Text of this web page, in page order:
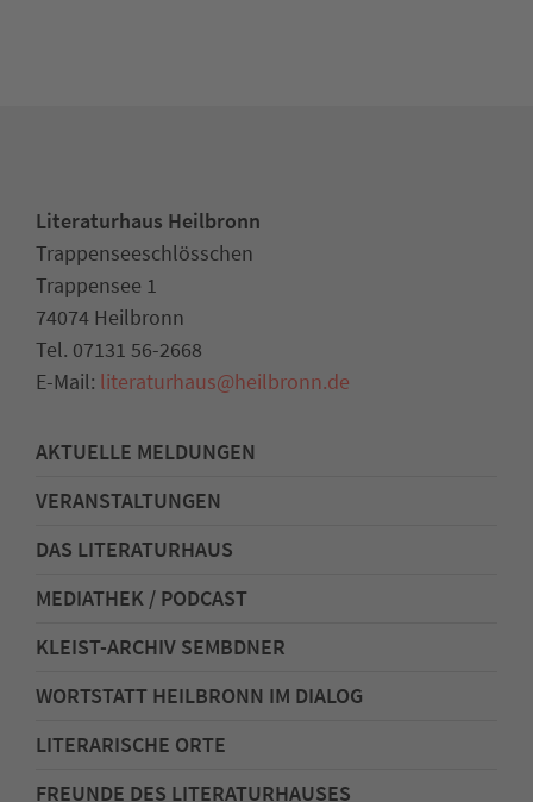
Literaturhaus Heilbronn
Trappenseeschlösschen
Trappensee 1
74074 Heilbronn
Tel. 07131 56-2668
E-Mail: literaturhaus@heilbronn.de
AKTUELLE MELDUNGEN
VERANSTALTUNGEN
DAS LITERATURHAUS
MEDIATHEK / PODCAST
KLEIST-ARCHIV SEMBDNER
WORTSTATT HEILBRONN IM DIALOG
LITERARISCHE ORTE
FREUNDE DES LITERATURHAUSES